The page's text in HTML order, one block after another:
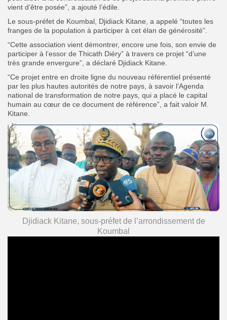
vient d’être posée”, a ajouté l’édile.
Le sous-préfet de Koumbal, Djidiack Kitane, a appelé “toutes les
franges de la population à participer à cet élan de générosité”.
“Cette association vient démontrer, encore une fois, son envie de
participer à l’essor de Thicath Diéry” à travers ce projet “d’une
très grande envergure”, a déclaré Djidiack Kitane.
“Ce projet entre en droite ligne du nouveau référentiel présenté
par les plus hautes autorités de notre pays, à savoir l’Agenda
national de transformation de notre pays, qui a placé le capital
humain au cœur de ce document de référence”, a fait valoir M.
Kitane.
Djidiack Kitane, sous-préfet de l’arrondissement de
Koumbal